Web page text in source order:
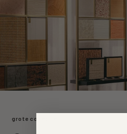
grote collectie